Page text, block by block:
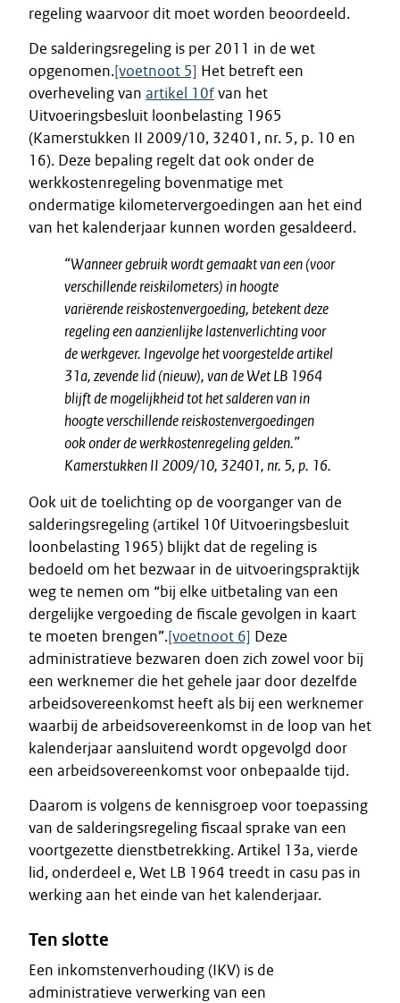
regeling waarvoor dit moet worden beoordeeld.
De salderingsregeling is per 2011 in de wet
opgenomen.[voetnoot 5] Het betreft een
overheveling van artikel 10fvan het
Uitvoeringsbesluit loonbelasting 1965
(Kamerstukken II 2009/10, 32401, nr. 5, p. 10 en
16). Deze bepaling regelt dat ook onder de
werkkostenregeling bovenmatige met
ondermatige kilometervergoedingen aan het eind
van het kalenderjaar kunnen worden gesaldeerd.
“Wanneer gebruik wordt gemaakt van een (voor
verschillende reiskilometers) in hoogte
variërende reiskostenvergoeding, betekent deze
regeling een aanzienlijke lastenverlichting voor
de werkgever. Ingevolge het voorgestelde artikel
31a, zevende lid (nieuw), van de Wet LB 1964
blijft de mogelijkheid tot het salderen van in
hoogte verschillende reiskostenvergoedingen
ook onder de werkkostenregeling gelden.”
Kamerstukken II 2009/10, 32401, nr. 5, p. 16.
Ook uit de toelichting op de voorganger van de
salderingsregeling (artikel 10f Uitvoeringsbesluit
loonbelasting 1965) blijkt dat de regeling is
bedoeld om het bezwaar in de uitvoeringspraktijk
weg te nemen om “bij elke uitbetaling van een
dergelijke vergoeding de fiscale gevolgen in kaart
te moeten brengen”.[voetnoot 6] Deze
administratieve bezwaren doen zich zowel voor bij
een werknemer die het gehele jaar door dezelfde
arbeidsovereenkomst heeft als bij een werknemer
waarbij de arbeidsovereenkomst in de loop van het
kalenderjaar aansluitend wordt opgevolgd door
een arbeidsovereenkomst voor onbepaalde tijd.
Daarom is volgens de kennisgroep voor toepassing
van de salderingsregeling fiscaal sprake van een
voortgezette dienstbetrekking. Artikel 13a, vierde
lid, onderdeel e, Wet LB 1964 treedt in casu pas in
werking aan het einde van het kalenderjaar.
Ten slotte
Een inkomstenverhouding (IKV) is de
administratieve verwerking van een